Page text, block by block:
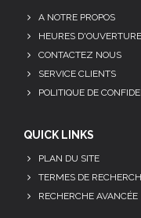
A NOTRE PROPOS
HEURES
CONTACTEZ NOUS
SERVICE CLIENTS
POLITIQUE DE
QUICK LINKS
PLAN DU SITE
TERMES DE
RECHERCHE AVANCÉE